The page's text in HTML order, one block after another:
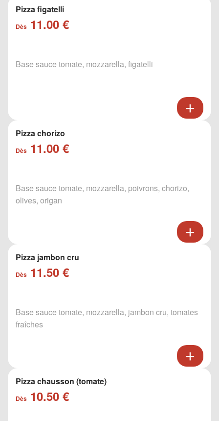
Pizza figatelli
Dès 11.00 €
Base sauce tomate, mozzarella, figatelli
Pizza chorizo
Dès 11.00 €
Base sauce tomate, mozzarella, poivrons, chorizo,
olives, origan
Pizza jambon cru
Dès 11.50 €
Base sauce tomate, mozzarella, jambon cru, tomates
fraîches
Pizza chausson (tomate)
Dès 10.50 €